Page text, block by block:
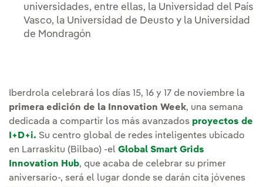
universidades, entre ellas, la Universidad del País
Vasco, la Universidad de Deusto y la Universidad
de Mondragón
Iberdrola celebrará los días 15, 16 y 17 de noviembre la
primera edición de la Innovation Week, una semana
dedicada a compartir los más avanzados proyectos de
I+D+i. Su centro global de redes inteligentes ubicado
en Larraskitu (Bilbao) -el Global Smart Grids
Innovation Hub, que acaba de celebrar su primer
aniversario-, será el lugar donde se darán cita jóvenes